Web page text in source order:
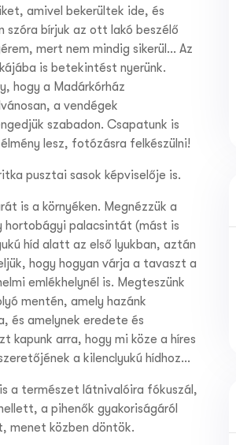
amivel bekerültek ide, és
szóra bírjuk az ott lakó beszélő
mert nem mindig sikerül… Az
is betekintést nyerünk.
hogy a Madárkórház
a vendégek
szabadon. Csapatunk is
lesz, fotózásra felkészülni!
pusztai sasok képviselője is.
is a környéken. Megnézzük a
hortobágyi palacsintát (mást is
híd alatt az első lyukban, aztán
hogy hogyan várja a tavaszt a
emlékhelynél is. Megteszünk
mentén, amely hazánk
és amelynek eredete és
kapunk arra, hogy mi köze a híres
a kilenclyukú hídhoz…
a természet látnivalóira fókuszál,
a pihenők gyakoriságáról
menet közben döntök.